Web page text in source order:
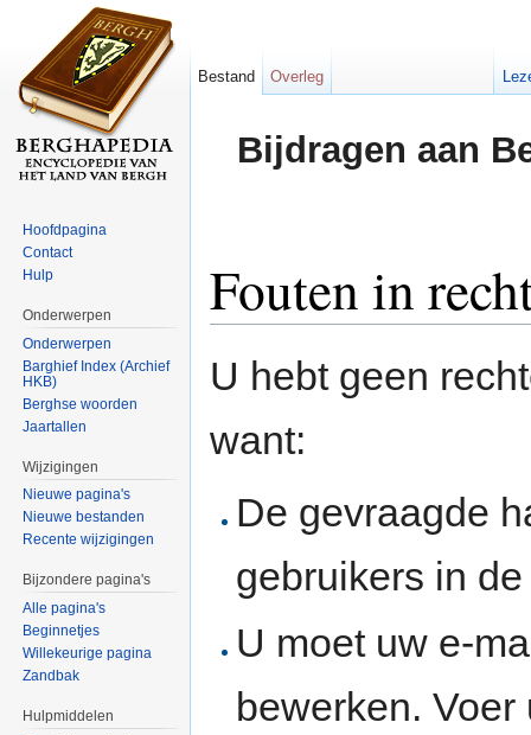
Bijdragen aan
Fouten in
U hebt geen
want:
De gevraagde
gebruikers in
U moet uw e-
bewerken.
Bestand Overleg
Hoofdpagina
Contact
Hulp
Onderwerpen
Onderwerpen
Barghief Index (Archief
HKB)
Berghse woorden
Jaartallen
Wijzigingen
Nieuwe pagina's
Nieuwe bestanden
Recente wijzigingen
Bijzondere pagina's
Alle pagina's
Beginnetjes
Willekeurige pagina
Zandbak
Hulpmiddelen